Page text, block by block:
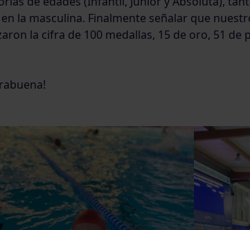
la masculina. Finalmente señalar que
la cifra de 100 medallas, 15 de oro, 51 de